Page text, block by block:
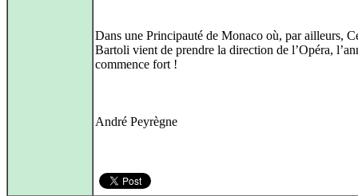
Dans une Principauté de Monaco où, par ailleurs,
Bartoli vient de prendre la direction de l’Opéra,
commence fort !
André Peyrègne